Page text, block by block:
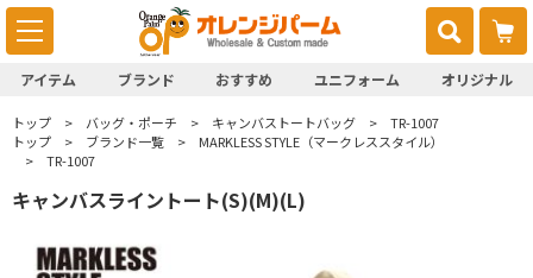
アイテム ブランド おすすめ ユニフォーム オリジナル
トップ バッグ・ポーチ キャンバストートバッグ
TR-1007
トップ
ブランド一覧
MARKLESS STYLE（マークレススタイル）
TR-1007
キャンバスライントート(S)(M)(L)